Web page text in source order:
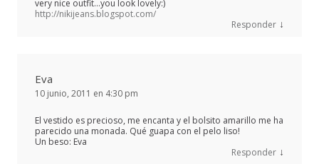
very nice outfit…you look lovely:)
http://nikijeans.blogspot.com/
Responder ↓
Eva
10 junio, 2011 en 4:30 pm
El vestido es precioso, me encanta y el bolsito amarillo me ha
parecido una monada. Qué guapa con el pelo liso!
Un beso: Eva
Responder ↓